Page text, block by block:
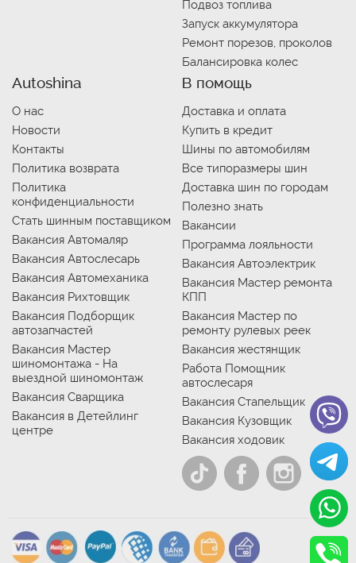
Подвоз топлива
Запуск аккумулятора
Ремонт порезов, проколов
Балансировка колес
Autoshina
О нас
Новости
Контакты
Политика возврата
Политика
конфиденциальности
Стать шинным поставщиком
Вакансия Автомаляр
Вакансия Автослесарь
Вакансия Автомеханика
Вакансия Рихтовщик
Вакансия Подборщик
автозапчастей
Вакансия Мастер
шиномонтажа - На
выездной шиномонтаж
Вакансия Сварщика
Вакансия в Детейлинг
центре
В помощь
Доставка и оплата
Купить в кредит
Шины по автомобилям
Все типоразмеры шин
Доставка шин по городам
Полезно знать
Вакансии
Программа лояльности
Вакансия Автоэлектрик
Вакансия Мастер ремонта
КПП
Вакансия Мастер по
ремонту рулевых реек
Вакансия жестянщик
Работа Помощник
автослесаря
Вакансия Стапельщик
Вакансия Кузовщик
Вакансия ходовик